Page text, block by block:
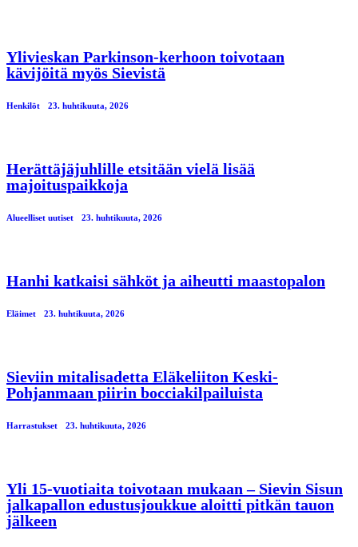
Ylivieskan Parkinson-kerhoon toivotaan
kävijöitä myös Sievistä
Henkilöt 23. huhtikuuta, 2026
Herättäjäjuhlille etsitään vielä lisää
majoituspaikkoja
Alueelliset uutiset 23. huhtikuuta, 2026
Hanhi katkaisi sähköt ja aiheutti maastopalon
Eläimet 23. huhtikuuta, 2026
Sieviin mitalisadetta Eläkeliiton Keski-
Pohjanmaan piirin bocciakilpailuista
Harrastukset 23. huhtikuuta, 2026
Yli 15-vuotiaita toivotaan mukaan – Sievin Sisun
jalkapallon edustusjoukkue aloitti pitkän tauon
jälkeen